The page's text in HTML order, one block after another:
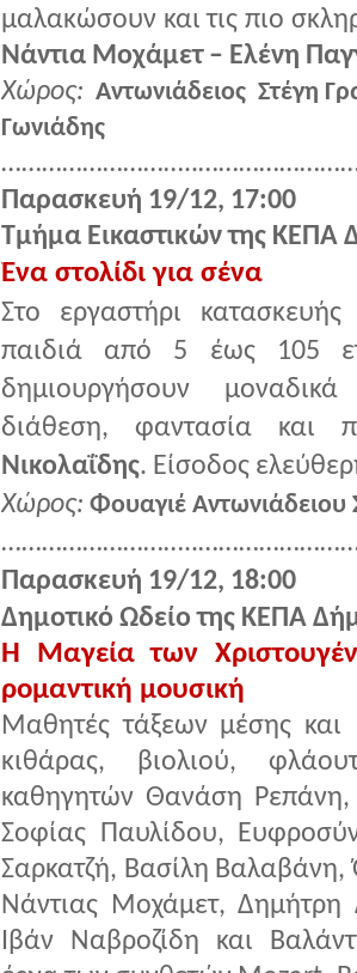
μαλακώσουν και τις πιο
Νάντια Μοχάμετ – Ελένη
Χώρος: Αντωνιάδειος Στέγη
Γωνιάδης
Παρασκευή 19/12, 17:00
Τμήμα Εικαστικών της ΚΕΠΑ
Ένα στολίδι για σένα
Στο εργαστήρι κατασκευής
παιδιά από 5 έως 105
δημιουργήσουν μοναδικά
διάθεση, φαντασία και
Νικολαΐδης. Είσοδος
Χώρος: Φουαγιέ
Παρασκευή 19/12, 18:00
Δημοτικό Ωδείο της ΚΕΠΑ
Η Μαγεία των
ρομαντική μουσική
Μαθητές τάξεων μέσης
κιθάρας, βιολιού,
καθηγητών Θανάση Ρεπάνη,
Σοφίας Παυλίδου,
Σαρκατζή, Βασίλη Βαλαβάνη,
Νάντιας Μοχάμετ, Δημήτρη
Ιβάν Ναβροζίδη και